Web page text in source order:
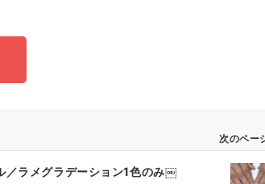
次のペー
／ラメグラデーション1色のみ￼